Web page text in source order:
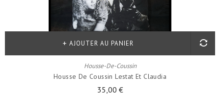
Housse-De-Coussin
Housse De Coussin Lestat Et Claudia
35,00 €
AJOUTER AU PANIER